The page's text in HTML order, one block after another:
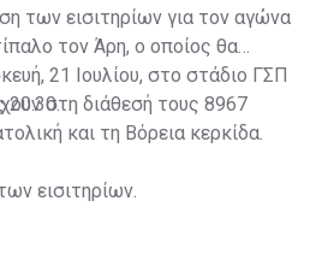
των εισιτηρίων για τον αγώνα
τον Άρη, ο οποίος θα
21 Ιουλίου, στο στάδιο ΓΣΠ
20:30.στη διάθεσή τους 8967
και τη Βόρεια κερκίδα.
εισιτηρίων.